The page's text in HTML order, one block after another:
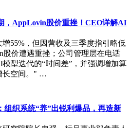
，AppLovin股价重挫！CEO详解AI
55%，但因营收及三季度指引略低
股价遭遇重挫；公司管理层在电话
型迭代的“时间差”，并强调增加算
长空间。" …
组织系统“养”出锐利爆品，再造新